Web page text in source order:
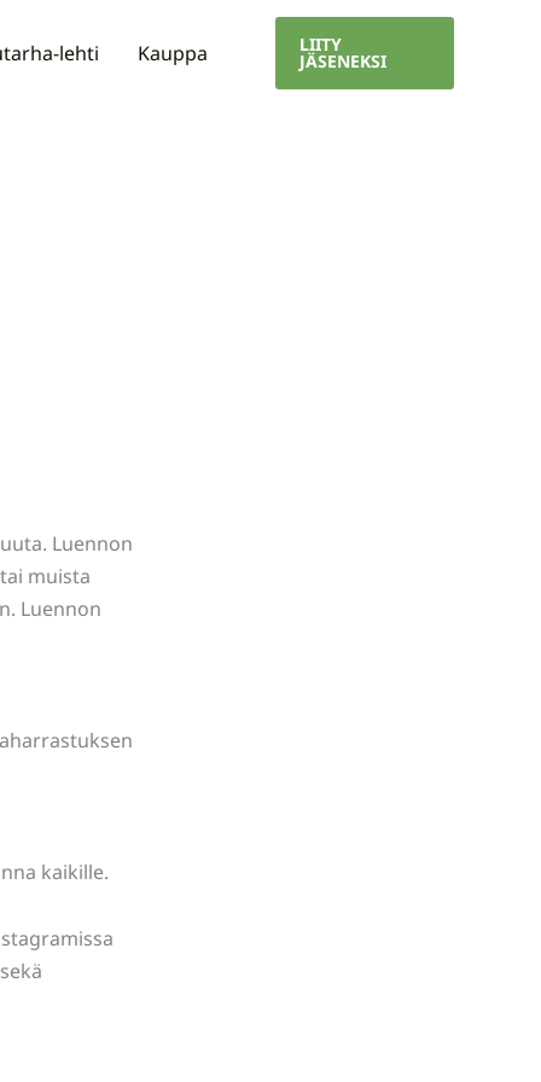
lehti Kauppa LIITY
JÄSENEKSI
Luennon
muista
Luennon
kaikille.